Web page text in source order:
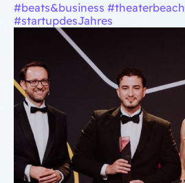
#beats&business #theaterbeach
#startupdesJahres